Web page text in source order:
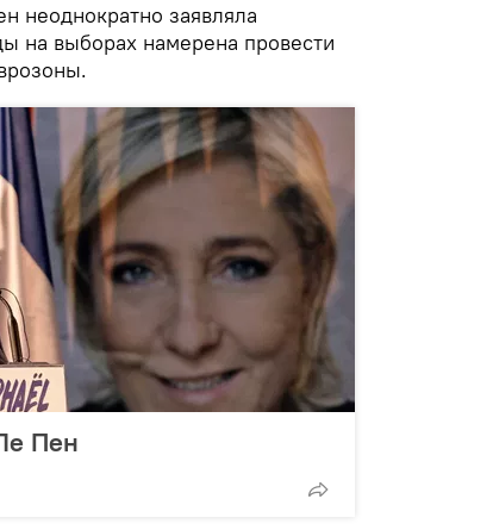
неоднократно заявляла
на выборах намерена провести
Пен